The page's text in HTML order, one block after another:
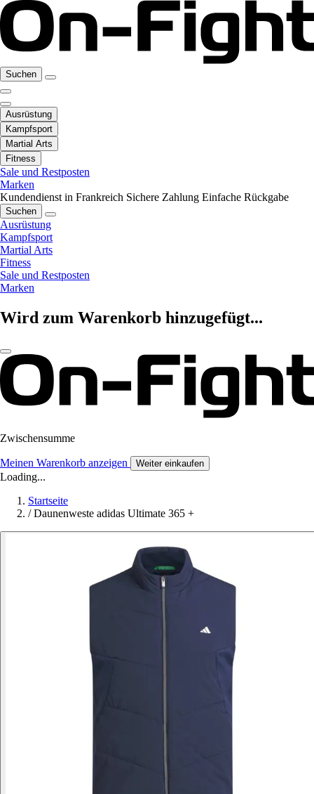
Suchen
Ausrüstung
Kampfsport
Martial Arts
Fitness
Sale und Restposten
Marken
Kundendienst in Frankreich Sichere Zahlung Einfache Rückgabe
Suchen
Ausrüstung
Kampfsport
Martial Arts
Fitness
Sale und Restposten
Marken
Wird zum Warenkorb hinzugefügt...
Zwischensumme
Meinen Warenkorb anzeigen Weiter einkaufen
Loading...
Startseite
/ Daunenweste adidas Ultimate 365 +